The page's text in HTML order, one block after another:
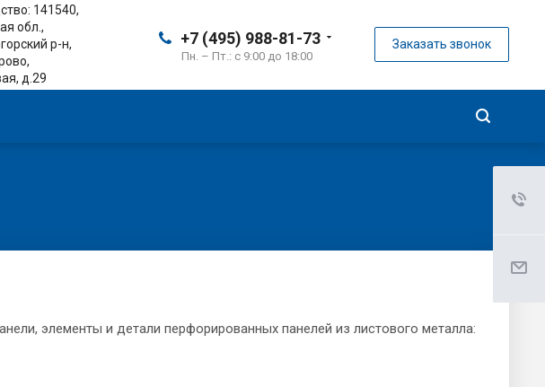
+7 (495) 988-81-73
Пн. – Пт.: с 9:00 до 18:00
Заказать звонок
141540,
обл.,
р-н,
д.29
элементы и детали перфорированных панелей из листового металла: